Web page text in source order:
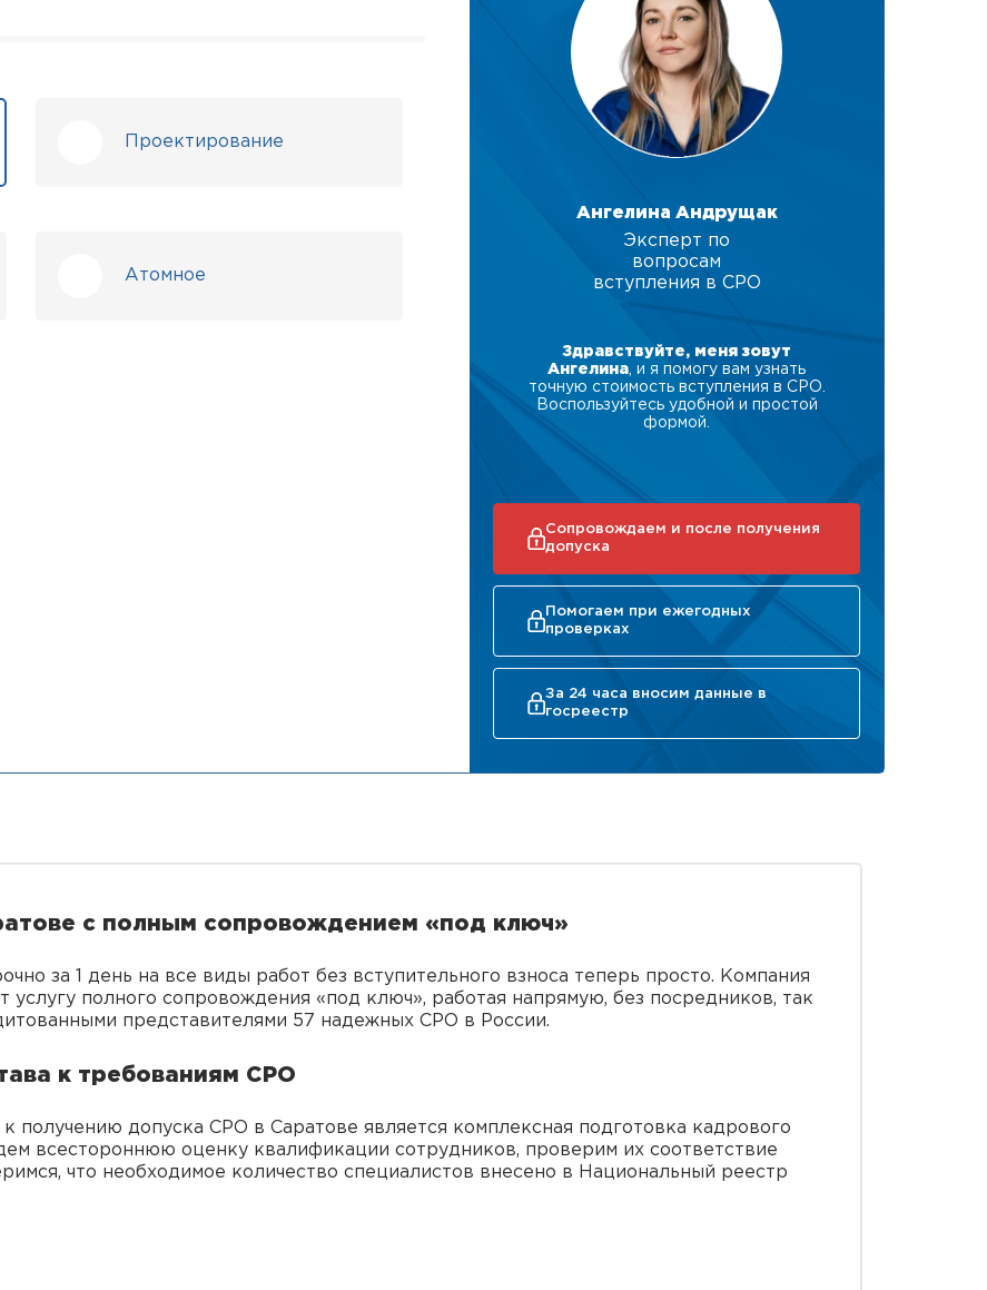
Проектирование
Атомное
Ангелина Андрущак
Эксперт по
вопросам
вступления в СРО
Здравствуйте, меня зовут
Ангелина , и я помогу вам узнать
точную стоимость вступления в СРО.
Воспользуйтесь удобной и простой
формой.
Сопровождаем и после получения
допуска
Помогаем при ежегодных
проверках
За 24 часа вносим данные в
госреестр
с полным сопровождением «под ключ»
за 1 день на все виды работ без вступительного взноса теперь просто. Компания
полного сопровождения «под ключ», работая напрямую, без посредников, так
представителями 57 надежных СРО в России.
к требованиям СРО
получению допуска СРО в Саратове является комплексная подготовка кадрового
всестороннюю оценку квалификации сотрудников, проверим их соответствие
что необходимое количество специалистов внесено в Национальный реестр